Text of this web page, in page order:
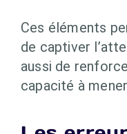
Ces éléments
de captiver
aussi de
capacité à